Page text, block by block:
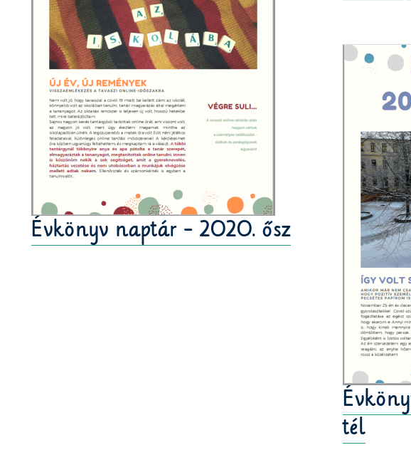
Évkönyv naptár - 2020. ősz
tél